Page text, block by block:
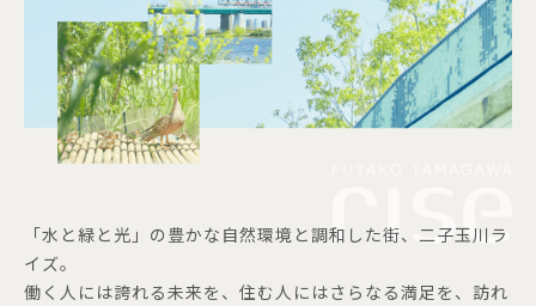
「水と緑と光」の豊かな自然環境と調和した街、二子玉川ラ
イズ。
働く人には誇れる未来を、住む人にはさらなる満足を、訪れ